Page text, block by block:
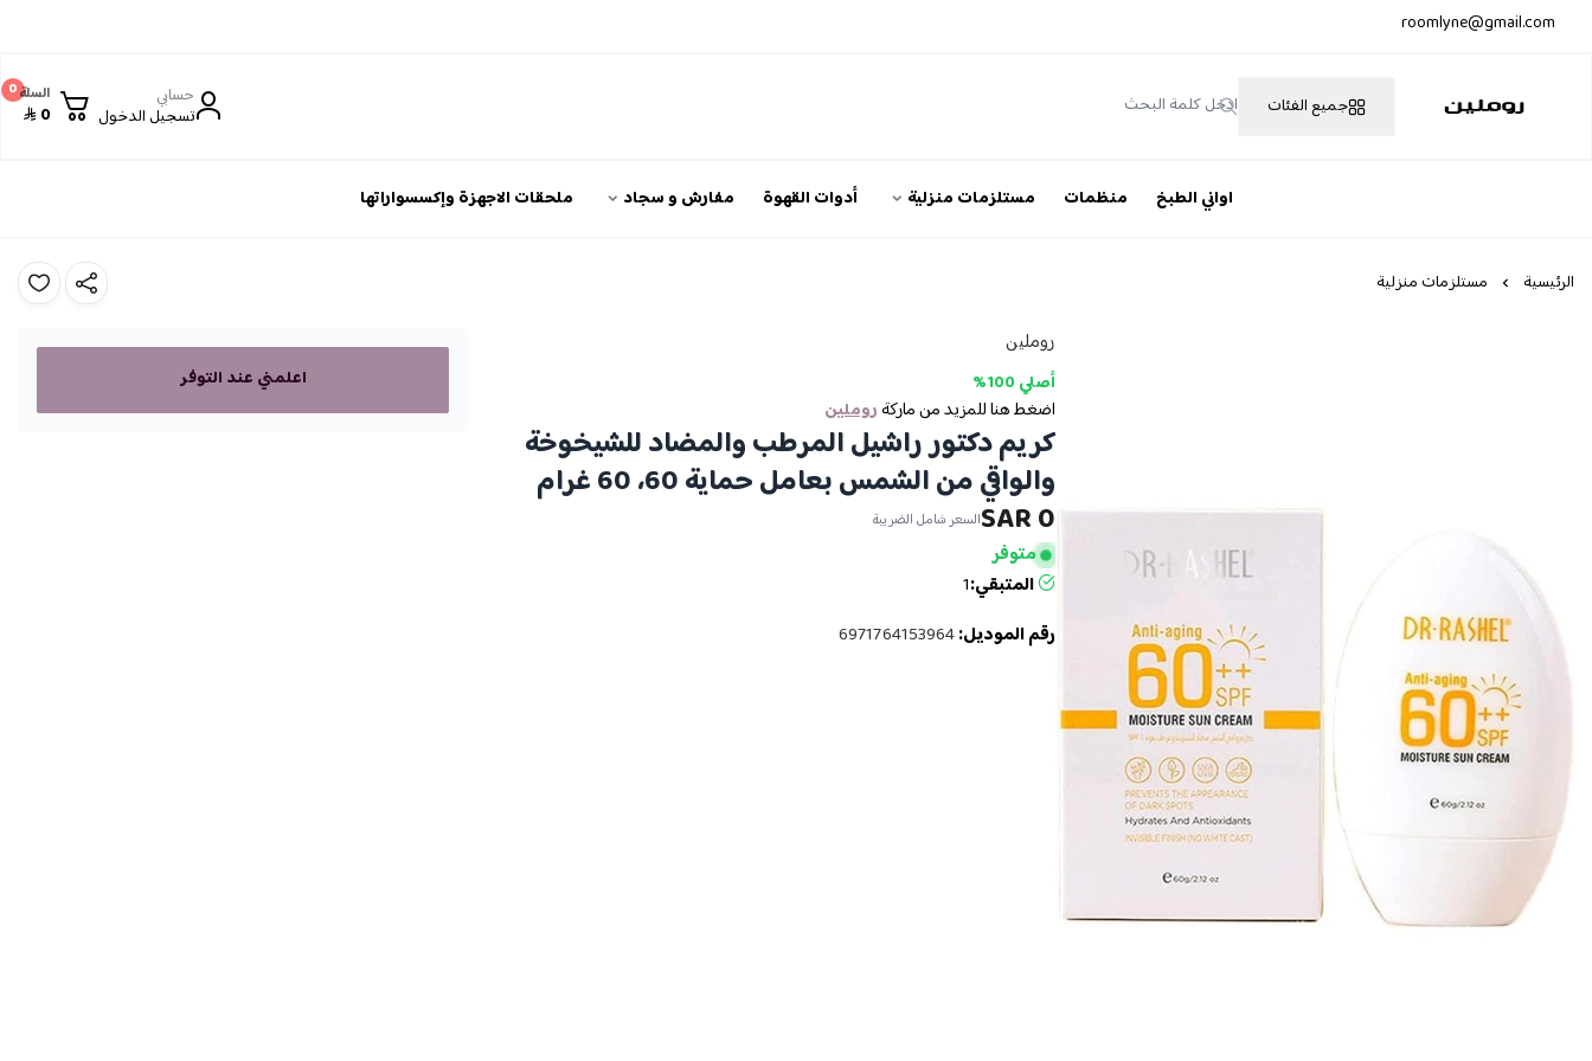
roomlyne@gmail.com
روملين جميع الفئات حسابي
تسجيل الدخول
0السلة
0
اواني الطبخ منظمات مستلزمات منزلية أدوات القهوة مفارش و سجاد ملحقات الاجهزة وإكسسواراتها
الرئيسية مستلزمات منزلية
روملين
أصلي 100%
اضغط هنا للمزيد من ماركةروملين
كريم دكتور راشيل المرطب والمضاد للشيخوخة
والواقي من الشمس بعامل حماية 60، 60 غرام
0 SAR السعر شامل الضريبة
متوفر
المتبقي:1
رقم الموديل:6971764153964
اعلمني عند التوفر